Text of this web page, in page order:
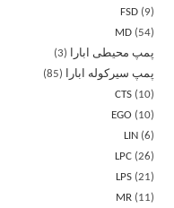
FSD
9
MD
54
پمپ محیطی ابارا
3
پمپ سیرکوله ابارا
85
CTS
10
EGO
10
LIN
6
LPC 26
LPS 21
MR
11